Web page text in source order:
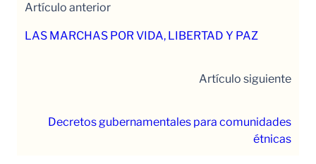
Artículo anterior
LAS MARCHAS POR VIDA, LIBERTAD Y PAZ
Artículo siguiente
Decretos gubernamentales para comunidades
étnicas